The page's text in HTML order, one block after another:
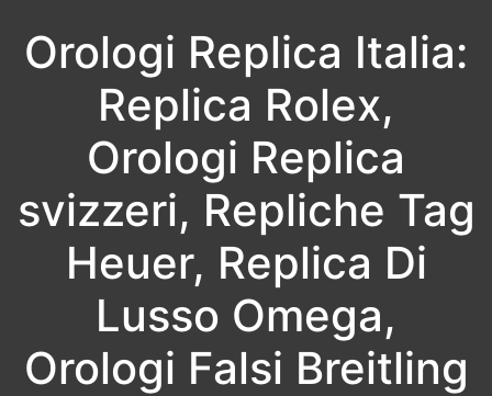
content
Orologi Replica Italia:
Replica Rolex,
Orologi Replica
svizzeri, Repliche Tag
Heuer, Replica Di
Lusso Omega,
Orologi Falsi Breitling